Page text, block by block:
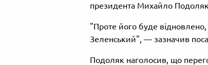
президента Михайло
"Проте його буде
Зеленський", — зазначив
Подоляк наголосив, що